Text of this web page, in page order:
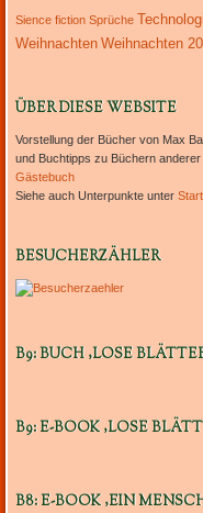
Sience fiction Sprüche
Weihnachten Weihnachten
ÜBER DIESE WEBSITE
Vorstellung der Bücher von Max
und Buchtipps zu Büchern anderer
Gästebuch
Siehe auch Unterpunkte unter
BESUCHERZÄHLER
B9: BUCH ‚LOSE
B9: E-BOOK ‚LOSE
B8: E-BOOK ‚EIN MENSCH